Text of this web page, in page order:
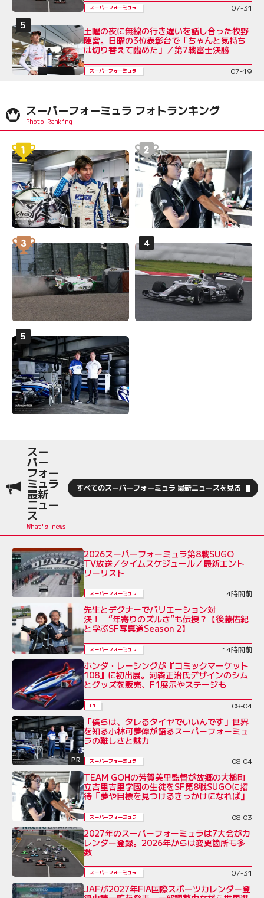
スーパーフォーミュラ 07-31
土曜の夜に無線の行き違いを話し合った牧野
陣営。日曜の3位表彰台で「ちゃんと気持ち
は切り替えて臨めた」／第7戦富士決勝
スーパーフォーミュラ 07-19
スーパーフォーミュラ フォトランキング
スー
パー
フォー
ミュラ
最新
ニュー
ス
すべてのスーパーフォーミュラ 最新ニュースを見る
2026スーパーフォーミュラ第8戦SUGO
TV放送／タイムスケジュール／最新エント
リーリスト
スーパーフォーミュラ 4時間前
先生とデグナーでバリエーション対
決！ “年寄りのズルさ”も伝授？【後藤佑紀
と学ぶSF写真道Season 2】
スーパーフォーミュラ 14時間前
ホンダ・レーシングが『コミックマーケット
108』に初出展。河森正治氏デザインのシム
とグッズを販売、F1展示やステージも
F1 08-04
PR
「僕らは、タレるタイヤでいいんです」世界
を知る小林可夢偉が語るスーパーフォーミュ
ラの難しさと魅力
スーパーフォーミュラ 08-04
TEAM GOHの芳賀美里監督が故郷の大槌町
立吉里吉里学園の生徒をSF第8戦SUGOに招
待「夢や目標を見つけるきっかけになれば」
スーパーフォーミュラ 08-03
2027年のスーパーフォーミュラは7大会がカ
レンダー登録。2026年からは変更箇所も多
数
スーパーフォーミュラ 07-31
JAFが2027年FIA国際スポーツカレンダー登